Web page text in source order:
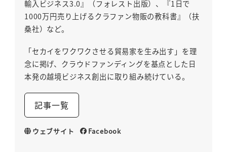
輸入ビジネス3.0』（フォレスト出版）、『1日で
1000万円売り上げるクラファン物販の教科書』（扶
桑社）など。
「セカイをワクワクさせる貿易家を生み出す」を理
念に掲げ、クラウドファンディングを基点とした日
本発の越境ビジネス創出に取り組み続けている。
記事一覧
ウェブサイト Facebook